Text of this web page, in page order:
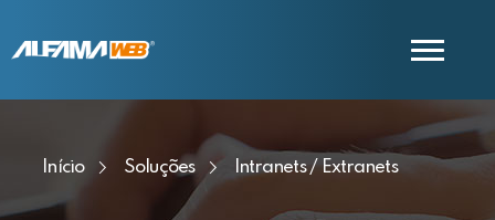
COMERCIAL
Início Soluções Intranets / Extranets